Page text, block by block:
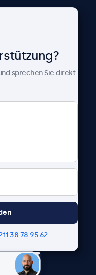
Updates
Deutsch
sprechen Sie direkt
38 78 95 62